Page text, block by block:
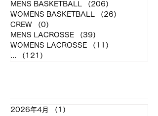
MENS BASKETBALL
（206）
WOMENS BASKETBALL
（26）
CREW
（0）
MENS LACROSSE
（39）
WOMENS LACROSSE
（11）
...
（121）
2026年4月 （1）